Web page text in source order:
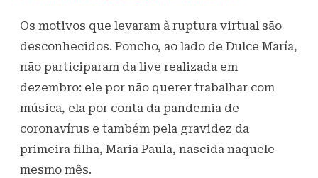
Os motivos que levaram à ruptura virtual são
desconhecidos. Poncho, ao lado de Dulce María,
não participaram da live realizada em
dezembro: ele por não querer trabalhar com
música, ela por conta da pandemia de
coronavírus e também pela gravidez da
primeira filha, Maria Paula, nascida naquele
mesmo mês.